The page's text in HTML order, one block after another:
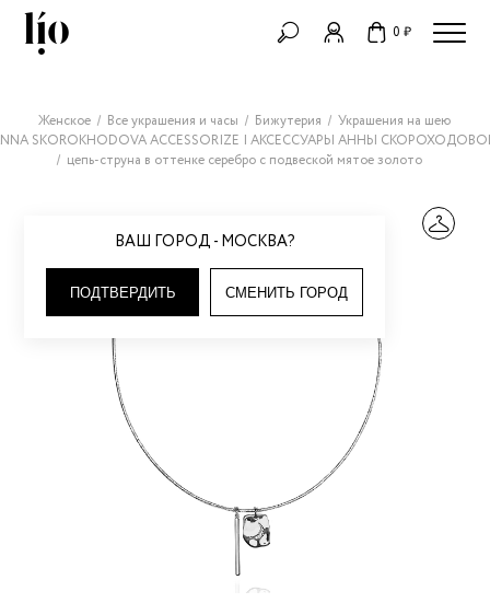
0 ₽
ВАШ ГОРОД - МОСКВА?
ПОДТВЕРДИТЬ СМЕНИТЬ ГОРОД
Женское Все украшения и часы Бижутерия
Украшения на шею
SKOROKHODOVA ACCESSORIZE | АКСЕССУАРЫ АННЫ
цепь-струна в оттенке серебро с подвеской мятое золото